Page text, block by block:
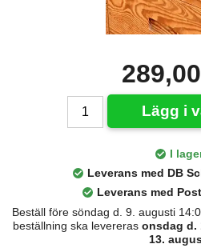
Lägg i
I
Leverans med DB
Leverans med
Beställ före söndag d. 9. augusti
beställning ska levereras onsdag d.
13.